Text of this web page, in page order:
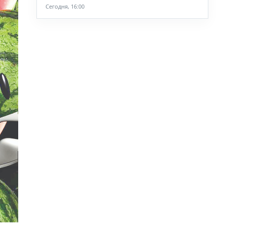
Сегодня, 16:00